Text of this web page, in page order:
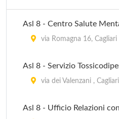
Asl 8 - Centro Salute
via Romagna 16, Cagliari
Asl 8 - Servizio
via dei Valenzani , Cagliari
Asl 8 - Ufficio Relazioni